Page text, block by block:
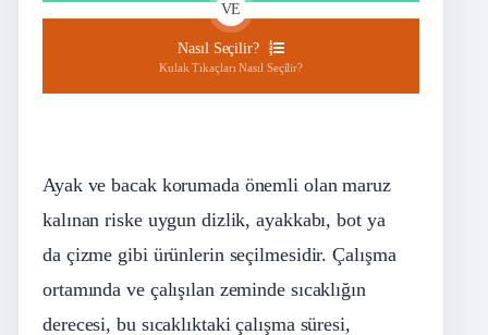
VE
Nasıl Seçilir?
Kulak Tıkaçları Nasıl Seçilir?
Ayak ve bacak korumada önemli olan maruz
kalınan riske uygun dizlik, ayakkabı, bot ya
da çizme gibi ürünlerin seçilmesidir. Çalışma
ortamında ve çalışılan zeminde sıcaklığın
derecesi, bu sıcaklıktaki çalışma süresi,